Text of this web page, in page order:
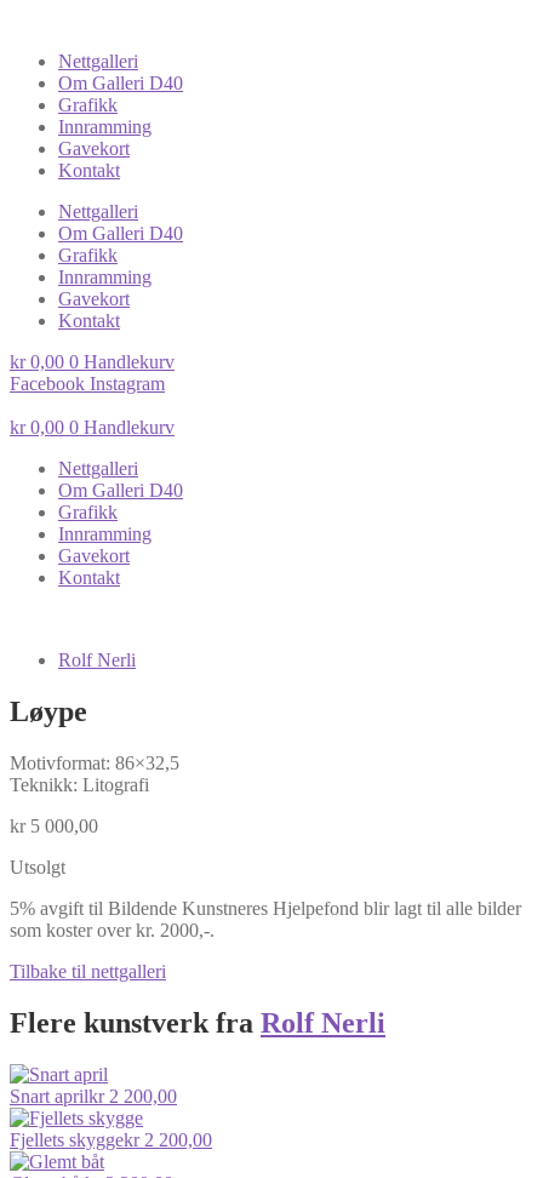
Nettgalleri
Om Galleri D40
Grafikk
Innramming
Gavekort
Kontakt
Nettgalleri
Om Galleri D40
Grafikk
Innramming
Gavekort
Kontakt
kr0,00 0 Handlekurv
Facebook Instagram
kr0,00 0 Handlekurv
Nettgalleri
Om Galleri D40
Grafikk
Innramming
Gavekort
Kontakt
Rolf Nerli
Løype
Motivformat: 86×32,5
Teknikk: Litografi
kr5 000,00
Utsolgt
5% avgift til Bildende Kunstneres Hjelpefond blir lagt til alle bilder
som koster over kr. 2000,-.
Tilbake til nettgalleri
Flere kunstverk fra Rolf Nerli
Snart aprilkr2 200,00
Fjellets skyggekr2 200,00